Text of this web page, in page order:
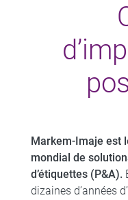
Markem-Imaje est
mondial de
d’étiquettes (P&A).
dizaines d’années